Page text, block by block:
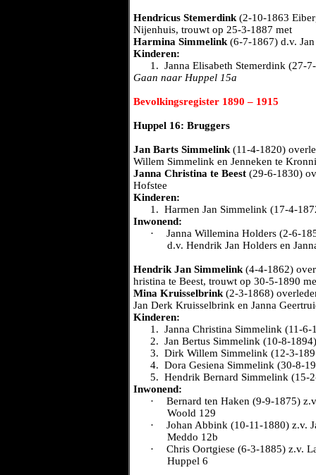
Hendricus Stemerdink (2-10-1863
Nijenhuis, trouwt op 25-3-1887 met
Harmina Simmelink (6-7-1867) d.v.
Kinderen:
1. Janna Elisabeth Stemerdink (27-
Gaan naar Huppel 15a
Bevolkingsregister 1890 – 1915
Huppel 16: Bruggers
Jan Barts Simmelink (11-4-1820)
Willem Simmelink en Jenneken te
Janna Christina te Beest (29-6-1830)
Hofstee
Kinderen:
1. Harmen Jan Simmelink (17-4-
Inwonend:
·
Janna Willemina Holders (2-6-
d.v. Hendrik Jan Holders en
Hendrik Jan Simmelink (4-4-1862)
hristina te Beest, trouwt op 30-5-1890
Mina Kruisselbrink (2-3-1868)
Jan Derk Kruisselbrink en Janna
Kinderen:
1. Janna Christina Simmelink (11-
2. Jan Bertus Simmelink (10-8-
3. Dirk Willem Simmelink (12-3-
4. Dora Gesiena Simmelink (30-8-
5. Hendrik Bernard Simmelink (15-
Inwonend:
·
Bernard ten Haken (9-9-1875)
Woold 129
·
Johan Abbink (10-11-1880) z.v.
Meddo 12b
·
Chris Oortgiese (6-3-1885) z.v.
Huppel 6